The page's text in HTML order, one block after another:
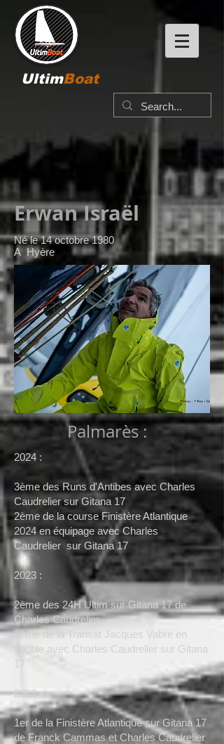
UltimBoat
Erwan Israël
Né le 14 octobre 1980
A Hyère
Palmarès :
2024 :
3ème des Runs d'Antibes avec Charles
Caudrelier sur Gitana 17
2ème de la course Finistère Atlantique
2024en équipage avecCharles
Caudrelier sur Gitana 17
2023 :
2ème des 24H Ultim sur Gitana 17 de
Charles Caudrelier
3ème de la Transat Jacques Vabre en
double avec Charles Caudrelier sur Gitana
17
2022 :
1er de la Finistère Atlantique sur Gitana 17
de Franck Cammas et Charles Caudrelier